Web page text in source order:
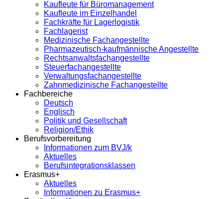
Kaufleute für Büromanagement
Kaufleute im Einzelhandel
Fachkräfte für Lagerlogistik
Fachlagerist
Medizinische Fachangestellte
Pharmazeutisch-kaufmännische Angestellte
Rechtsanwaltsfachangestellte
Steuerfachangestellte
Verwaltungsfachangestellte
Zahnmedizinische Fachangestellte
Fachbereiche
Deutsch
Englisch
Politik und Gesellschaft
Religion/Ethik
Berufsvorbereitung
Informationen zum BVJ/k
Aktuelles
Berufsintegrationsklassen
Erasmus+
Aktuelles
Informationen zu Erasmus+